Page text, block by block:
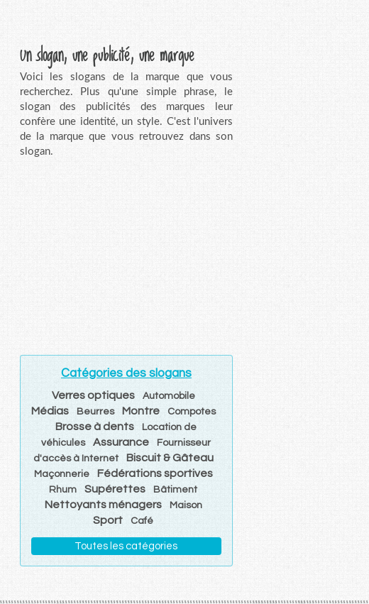
Un slogan, une publicité, une marque
Voici les slogans de la marque que vous
recherchez. Plus qu'une simple phrase, le
slogan des publicités des marques leur
confère une identité, un style. C'est l'univers
de la marque que vous retrouvez dans son
slogan.
Catégories des slogans
Verres optiques Automobile
Médias Beurres Montre Compotes
Brosse à dents
Location de
véhicules
Assurance
Fournisseur
d'accès à Internet
Biscuit & Gâteau
Maçonnerie Fédérations sportives
Rhum Supérettes Bâtiment
Nettoyants ménagers Maison
Sport Café
Toutes les catégories